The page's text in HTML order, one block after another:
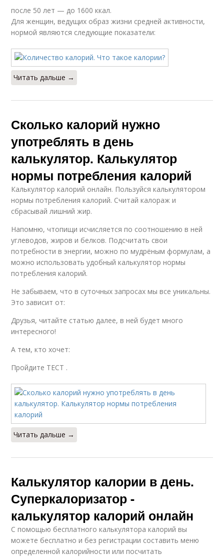
после 50 лет — до 1600 ккал.
Для женщин, ведущих образ жизни средней активности,
нормой являются следующие показатели:
Читать дальше →
Сколько калорий нужно
употреблять в день
калькулятор. Калькулятор
нормы потребления калорий
Калькулятор калорий онлайн. Пользуйся калькулятором
нормы потребления калорий. Считай калораж и
сбрасывай лишний жир.
Напомню, чтопищи исчисляется по соотношению в ней
углеводов, жиров и белков. Подсчитать свои
потребности в энергии, можно по мудрёным формулам, а
можно использовать удобный калькулятор нормы
потребления калорий.
Не забываем, что в суточных запросах мы все уникальны.
Это зависит от:
Друзья, читайте статью далее, в ней будет много
интересного!
А тем, кто хочет:
Пройдите ТЕСТ .
Читать дальше →
Калькулятор калории в день.
Суперкалоризатор -
калькулятор калорий онлайн
С помощью бесплатного калькулятора калорий вы
можете бесплатно и без регистрации составить меню
определенной калорийности или посчитать